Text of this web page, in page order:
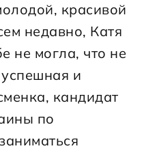
красивой
недавно, Катя
не могла, что не
и
кандидат
по